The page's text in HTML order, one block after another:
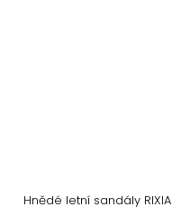
Hnědé letní sandály RIXIA